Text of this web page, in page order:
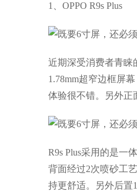
1、OPPO R9s Plus
近期深受消费者青睐
1.78mm超窄边框屏
体验很不错。另外正
R9s Plus采用的是一
背面经过2次喷砂工
持更舒适。另外后置